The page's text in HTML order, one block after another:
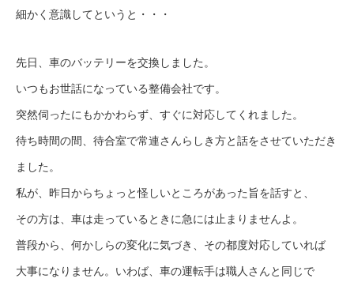
細かく意識してというと・・・
先日、車のバッテリーを交換しました。
いつもお世話になっている整備会社です。
突然伺ったにもかかわらず、すぐに対応してくれました。
待ち時間の間、待合室で常連さんらしき方と話をさせていただき
ました。
私が、昨日からちょっと怪しいところがあった旨を話すと、
その方は、車は走っているときに急には止まりませんよ。
普段から、何かしらの変化に気づき、その都度対応していれば
大事になりません。いわば、車の運転手は職人さんと同じで